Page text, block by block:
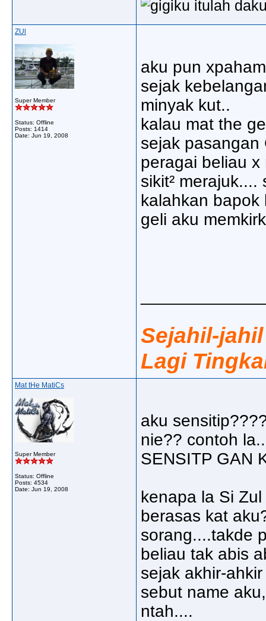
ZUl
Super Member
Status: Offline
Posts: 1414
Date: Jun 19, 2008
aku pun
sejak
minyak kut..
kalau mat the
sejak pasangan
peragai beliau
sikit² merajuk....
kalahkan bapok
geli aku
Sejahil-jahil
Lagi
Mat tHe MatiCs
Super Member
Status: Offline
Posts: 4534
Date: Jun 19, 2008
aku
nie?? contoh
SENSITP GAN
kenapa la Si
berasas kat
sorang....takde
beliau tak abis
sejak akhir-
sebut name
ntah....